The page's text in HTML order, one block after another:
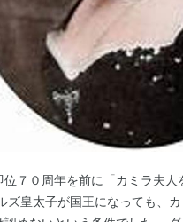
７０周年を前に「カミラ夫
ズ皇太子が国王になっても、